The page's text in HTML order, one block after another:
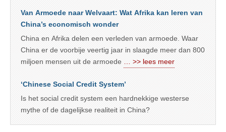
Van Armoede naar Welvaart: Wat Afrika kan leren van
China’s economisch wonder
China en Afrika delen een verleden van armoede. Waar
China er de voorbije veertig jaar in slaagde meer dan 800
miljoen mensen uit de armoede
… >> lees meer
‘Chinese Social Credit System’
Is het social credit system een hardnekkige westerse
mythe of de dagelijkse realiteit in China?